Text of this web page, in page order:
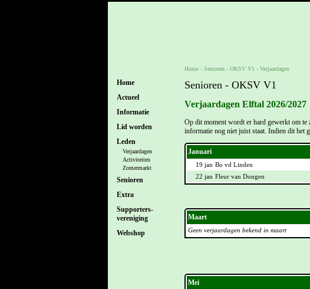
Home
Actueel
Informatie
Lid worden
Leden
Verjaardagen
Activiteiten
Zomermarkt
Senioren
Extra
Supporters-
vereniging
Webshop
Home- Senioren - OKSV V1 - Verjaardagen
Senioren - OKSV V1
Verjaardagen Elftal 2026/2027
Op dit moment wordt er hard gewerkt om te
informatie nog niet juist staat. Indien dit het
Januari
19 jan Bo vd Linden
22 jan Fleur van Dongen
Maart
Geen verjaardagen bekend in maart
Mei